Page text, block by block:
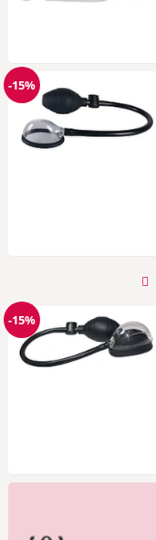
Rabat
-15%
Rabat
-15%